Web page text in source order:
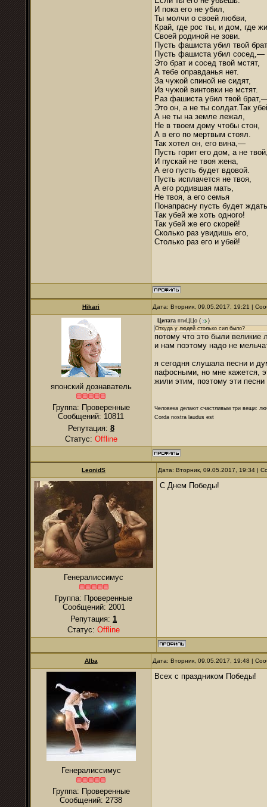
И пока его не убил,
Ты молчи о своей любви,
Край, где рос ты, и дом, где
Своей родиной не зови.
Пусть фашиста убил твой
Пусть фашиста убил сосед,—
Это брат и сосед твой мстят,
А тебе оправданья нет.
За чужой спиной не сидят,
Из чужой винтовки не мстят.
Раз фашиста убил твой
Это он, а не ты солдат.Так
А не ты на земле лежал,
Не в твоем дому чтобы стон,
А в его по мертвым стоял.
Так хотел он, его вина,—
Пусть горит его дом, а не
И пускай не твоя жена,
А его пусть будет вдовой.
Пусть исплачется не твоя,
А его родившая мать,
Не твоя, а его семья
Понапрасну пусть будет
Так убей же хоть одного!
Так убей же его скорей!
Сколько раз увидишь его,
Столько раз его и убей!
Hikari Дата: Вторник, 09.05.2017, 19:21 |
японский дознаватель
Группа: Проверенные
Сообщений: 10811
Репутация: 8
Статус: Offline
Цитата птиЦЦо (
)
Откуда у людей столько сил было?
потому что это были великие
и нам поэтому надо не
я сегодня слушала песни и
пафосными, но мне кажется,
жили этим, поэтому эти
Человека делают счастливым три вещи:
Corda nostra laudus est
LeonidS Дата: Вторник, 09.05.2017, 19:34 |
Генералиссимус
Группа: Проверенные
Сообщений: 2001
Репутация: 1
Статус: Offline
С Днем Победы!
Alba Дата: Вторник, 09.05.2017, 19:48 |
Генералиссимус
Группа: Проверенные
Сообщений: 2738
Всех с праздником Победы!